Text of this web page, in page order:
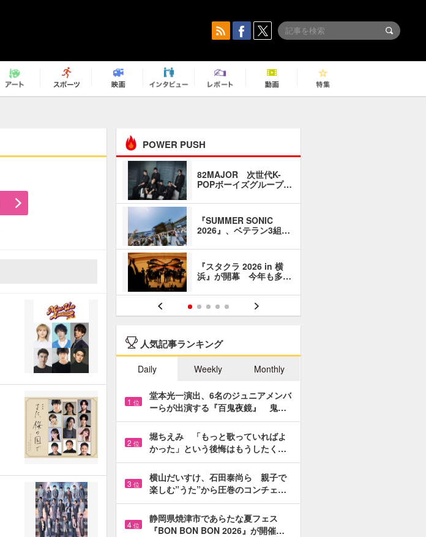
POWER PUSH
82MAJOR 次世代K-
POPボーイズグループ…
『SUMMER SONIC
2026』、ベテラン3組…
『スタクラ 2026 in 横
浜』が開幕 今年も多…
人気記事ランキング
Daily Weekly Monthly
1 位
堂本光一演出、6名のジュニアメンバ
ーらが出演する『百鬼夜鏡』 鬼…
2 位
堀ちえみ 「もっと歌っていればよ
かった」という後悔はもうしたく…
3 位
横山だいすけ、石田泰尚ら 親子で
楽しむ”うた”から圧巻のコンチェ…
4 位
静岡県焼津市であらたな夏フェス
『BON BON BON 2026』が開催…